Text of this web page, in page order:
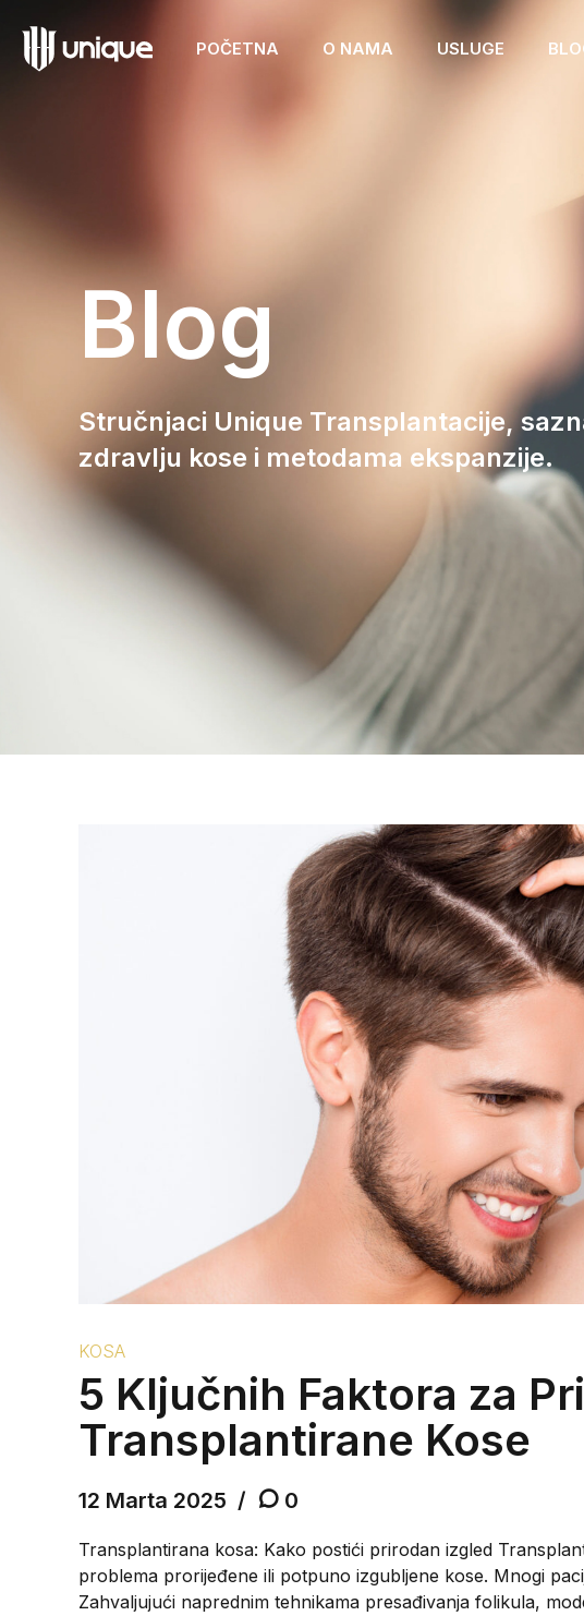
POČETNA O NAMA USLUGE
Blog
Stručnjaci Unique Transplantacije,
zdravlju kose i metodama ekspanzije.
KOSA
5 Ključnih Faktora za
Transplantirane Kose
12 Marta 2025 0
Transplantirana kosa: Kako postići prirodan izgled
problema prorijeđene ili potpuno izgubljene kose. Mnogi
Zahvaljujući naprednim tehnikama presađivanja folikula,